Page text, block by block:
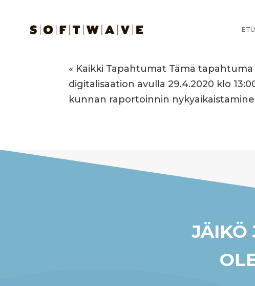
« Kaikki Tapahtumat Tämä
digitalisaation avulla 29.4.2020 klo
kunnan raportoinnin
JÄIKÖ